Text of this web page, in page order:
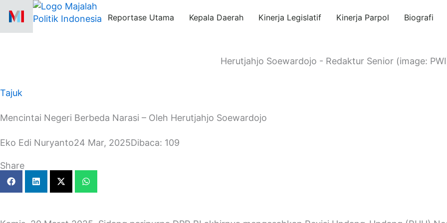
content
Reportase Utama Kepala Daerah Kinerja Legislatif Kinerja Parpol Biografi
Herutjahjo Soewardojo - Redaktur Senior (image:
Tajuk
Mencintai Negeri Berbeda Narasi – Oleh Herutjahjo Soewardojo
Eko Edi Nuryanto24 Mar, 2025Dibaca: 109
Share